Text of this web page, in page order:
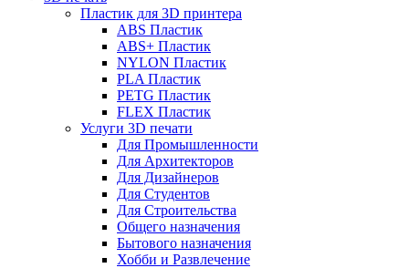
Пластик для 3D принтера
ABS Пластик
ABS+ Пластик
NYLON Пластик
PLA Пластик
PETG Пластик
FLEX Пластик
Услуги 3D печати
Для Промышленности
Для Архитекторов
Для Дизайнеров
Для Студентов
Для Строительства
Общего назначения
Бытового назначения
Хобби и Развлечение